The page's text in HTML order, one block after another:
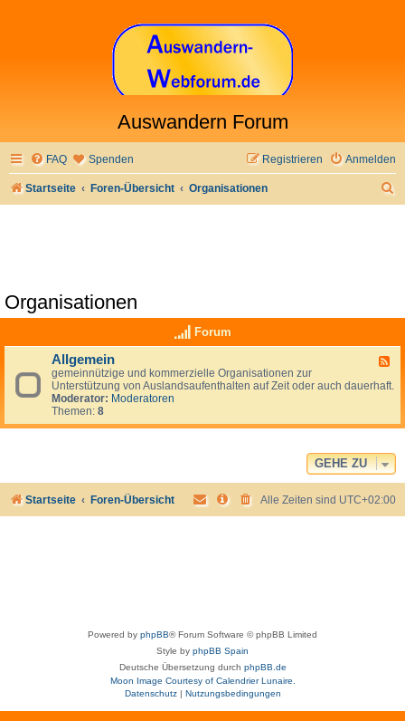
Auswandern Forum
FAQ Spenden Anmelden
Registrieren
Startseite Foren-Übersicht Organisationen
Organisationen
Forum
e
A
g
e
e
Allgemein
gemeinnützige und kommerzielle Organisationen zur
Unterstützung von Auslandsaufenthalten auf Zeit oder auch dauerhaft.
Moderator: Moderatoren
Themen: 8
GEHE ZU
Startseite Foren-Übersicht Alle Zeiten sind UTC+02:00
Powered by phpBB® Forum Software © phpBB Limited
Style by phpBB Spain
Deutsche Übersetzung durch phpBB.de
Moon Image Courtesy of Calendrier Lunaire.
Datenschutz| Nutzungsbedingungen